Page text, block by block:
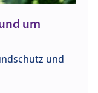
um
und